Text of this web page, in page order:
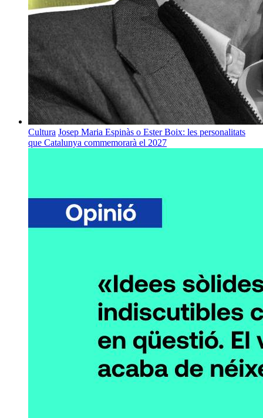
Cultura Josep Maria Espinàs o Ester Boix: les personalitats
que Catalunya commemorarà el 2027